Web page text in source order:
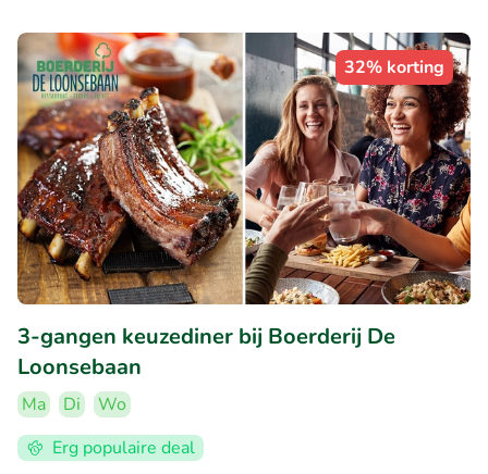
32% korting
3-gangen keuzediner bij Boerderij De
Loonsebaan
Ma Di
Wo
Erg populaire deal